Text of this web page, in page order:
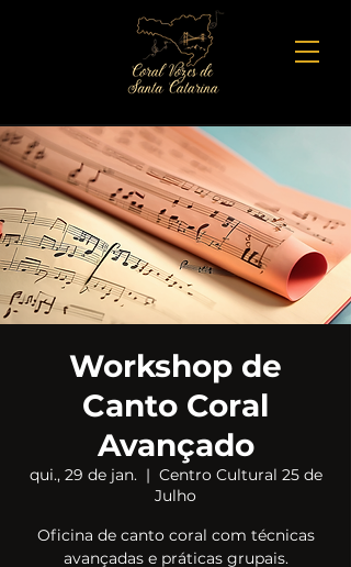
Workshop de
Canto Coral
Avançado
qui., 29 de jan.
  |
Centro Cultural 25 de
Julho
Oficina de canto coral com técnicas
avançadas e práticas grupais.